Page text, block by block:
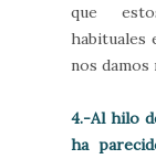
que
habituales
nos damos
4.-Al hilo
ha